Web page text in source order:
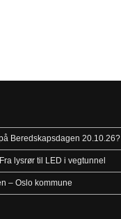
Beredskapsdagen 20.10.26?
lysrør til LED i vegtunnel
– Oslo kommune